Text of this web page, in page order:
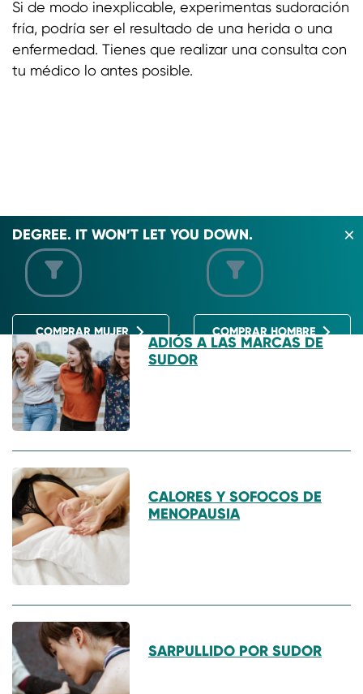
¿QUERER APRENDER MÁS?
ADIÓS A LAS MARCAS DE
SUDOR
CALORES Y SOFOCOS DE
MENOPAUSIA
SARPULLIDO POR SUDOR
Si de modo inexplicable, experimentas sudoración
fría, podría ser el resultado de una herida o una
enfermedad. Tienes que realizar una consulta con
tu médico lo antes posible.
DEGREE. IT WON’T LET YOU DOWN.
COMPRAR MUJER COMPRAR HOMBRE